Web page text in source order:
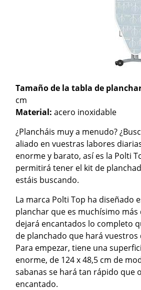
Tamaño de la tabla de
cm
Material: acero inoxidable
¿Plancháis muy a menudo?
aliado en vuestras labores
enorme y barato, así es la Polti
permitirá tener el kit de
estáis buscando.
La marca Polti Top ha diseñado
planchar que es muchísimo más
dejará encantados lo completo
de planchado que hará vuestros
Para empezar, tiene una
enorme, de 124 x 48,5 cm de
sabanas se hará tan rápido que
encantado.